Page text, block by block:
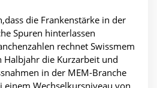
die Frankenstärke in der
Spuren hinterlassen
rechnet Swissmem
die Kurzarbeit und
in der MEM-Branche
einem Wechselkursniveau von